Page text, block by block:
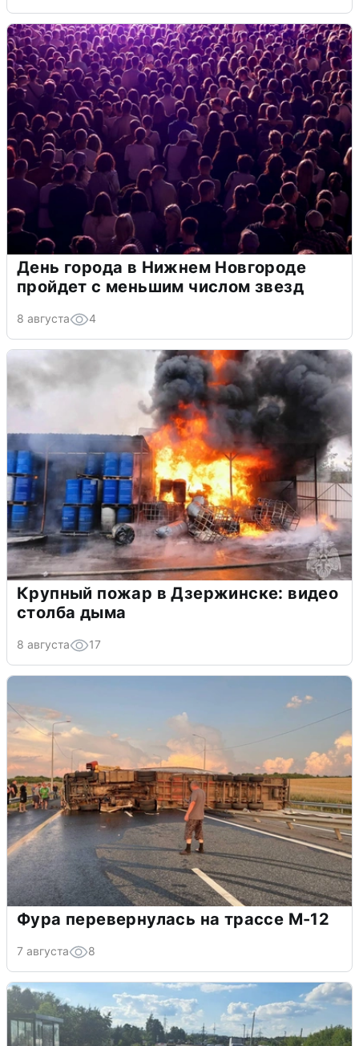
День города в Нижнем Новгороде
пройдет с меньшим числом звезд
8 августа 4
Крупный пожар в Дзержинске: видео
столба дыма
8 августа 17
Фура перевернулась на трассе М-12
7 августа 8